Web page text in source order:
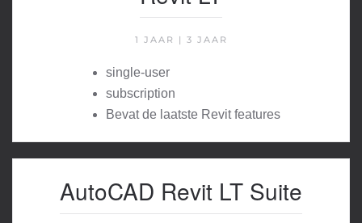
1 JAAR | 3 JAAR
single-user
subscription
Bevat de laatste Revit features
AutoCAD Revit LT Suite